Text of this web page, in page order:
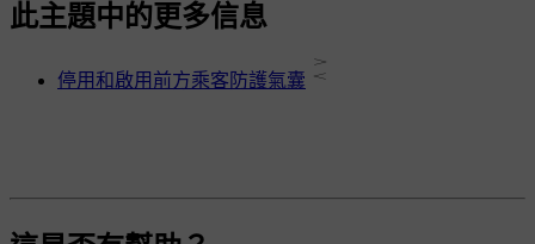
此主題中的更多信息
停用和啟用前方乘客防護氣囊